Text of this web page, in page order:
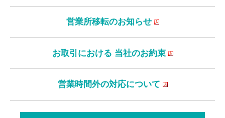
営業所移転のお知らせ
お取引における 当社のお約束
営業時間外の対応について